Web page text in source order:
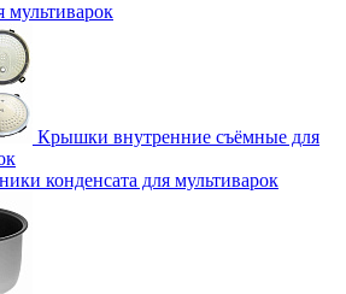
мультиварок
Крышки внутренние съёмные для
конденсата для мультиварок